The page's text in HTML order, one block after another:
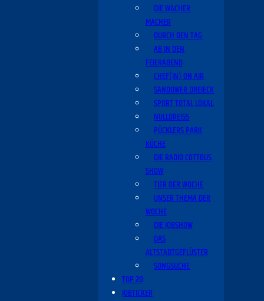
DIE WACHER
MACHER
DURCH DEN TAG
AB IN DEN
FEIERABEND
CHEF(IN) ON AIR
SANDOWER DREIECK
SPORT TOTAL LOKAL
NULLDREI55
PÜCKLERS PARK
KÜCHE
DIE RADIO COTTBUS
SHOW
TIER DER WOCHE
UNSER THEMA DER
WOCHE
DIE JOBSHOW
DAS
ALTSTADTGEFLÜSTER
SONGSUCHE
TOP 20
JOBTICKER